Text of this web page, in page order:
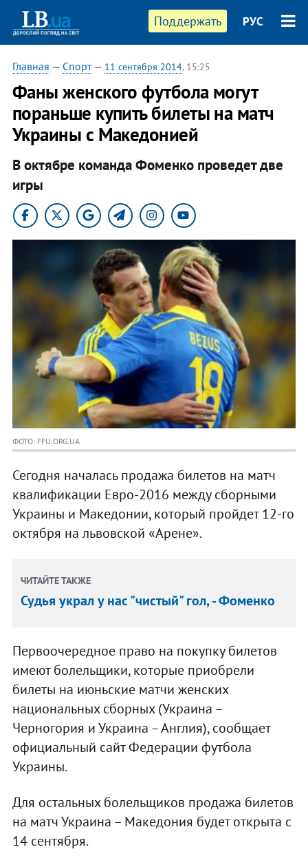
Поддержать РУС
Главная — Спорт— 11 сентября 2014, 15:25
Фаны женского футбола могут
пораньше купить билеты на матч
Украины с Македонией
В октябре команда Фоменко проведет две
игры
ФОТО: FFU.ORG.UA
Сегодня началась продажа билетов на матч
квалификации Евро-2016 между сборными
Украины и Македонии, который пройдет 12-го
октября на львовской «Арене».
ЧИТАЙТЕ ТАКЖЕ
Судья украл у нас "чистый" гол, - Фоменко
Первоочередное право на покупку билетов
имеют болельщики, которые приобрели
билеты на июньские матчи женских
национальных сборных (Украина –
Черногория и Украина – Англия), сообщает
официальный сайт Федерации футбола
Украины.
Для остальных болельщиков продажа билетов
на матч Украина – Македония будет открыта с
14 сентября.